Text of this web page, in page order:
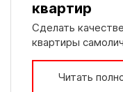
квартир
Сделать
квартиры
Читать